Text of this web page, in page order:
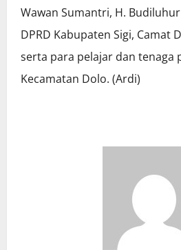
Wawan Sumantri, H.
DPRD Kabupaten Sigi, Camat
serta para pelajar dan tenaga
Kecamatan Dolo. (Ardi)